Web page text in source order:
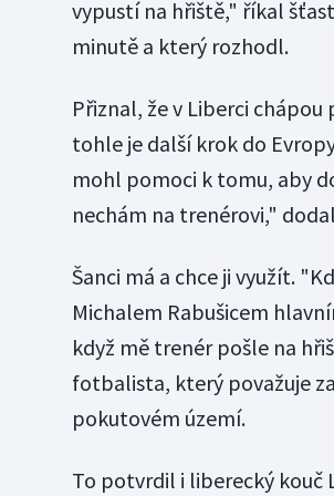
vypustí na hřiště," říkal
minutě a který rozhodl.
Přiznal, že v Liberci
tohle je další krok do
mohl pomoci k tomu, aby
nechám na trenérovi,"
Šanci má a chce ji využít.
Michalem Rabušicem
když mě trenér pošle na
fotbalista, který považuje
pokutovém území.
To potvrdil i liberecký kouč